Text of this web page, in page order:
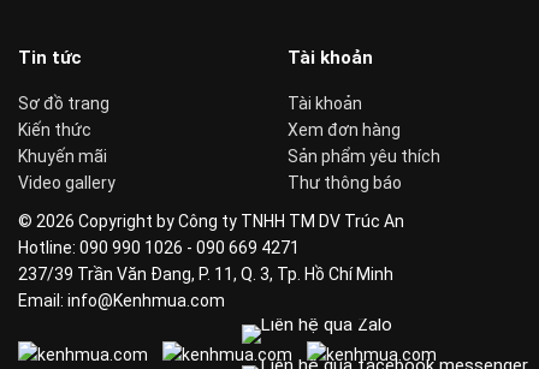
Tin tức
Sơ đồ trang
Kiến thức
Khuyến mãi
Video gallery
Tài khoản
Tài khoản
Xem đơn hàng
Sản phẩm yêu thích
Thư thông báo
© 2026 Copyright by Công ty TNHH TM DV Trúc An
Hotline: 090 990 1026 - 090 669 4271
237/39 Trần Văn Đang, P. 11, Q. 3, Tp. Hồ Chí Minh
Email: info@Kenhmua.com